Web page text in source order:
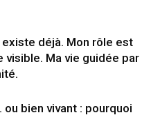
déjà. Mon rôle est
visible. Ma vie guidée par
ou bien vivant : pourquoi